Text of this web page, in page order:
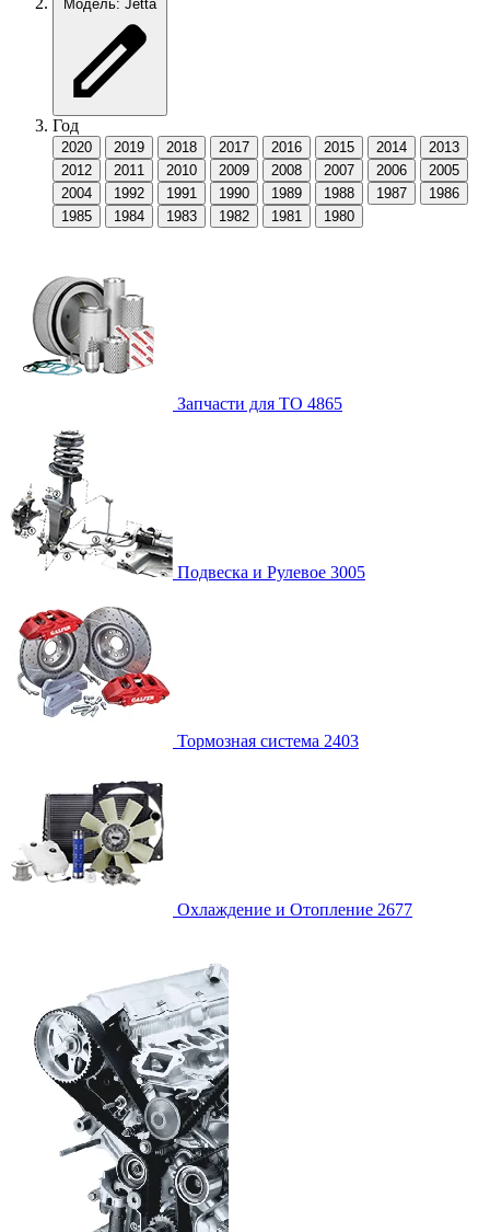
Модель: Jetta
Год
2020 2019 2018 2017 2016 2015 2014
2013
2012
2011 2010 2009 2008 2007 2006
2005
2004
1992 1991 1990 1989 1988 1987
1986
1985
1984 1983 1982 1981 1980
Запчасти для ТО 4865
Подвеска и Рулевое 3005
Тормозная система 2403
Охлаждение и Отопление 2677